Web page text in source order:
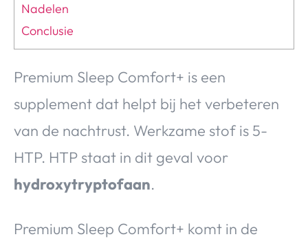
Nadelen
Conclusie
Premium Sleep Comfort+ is een
supplement dat helpt bij het verbeteren
van de nachtrust. Werkzame stof is 5-
HTP. HTP staat in dit geval voor
hydroxytryptofaan.
Premium Sleep Comfort+ komt in de